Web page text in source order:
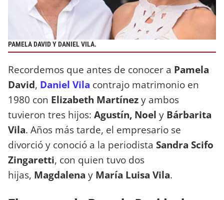
PAMELA DAVID Y DANIEL VILA.
Recordemos que antes de conocer a Pamela
David, Daniel Vila contrajo matrimonio en
1980 con Elizabeth Martínezy ambos
tuvieron tres hijos: Agustín, Noel y Bárbarita
Vila. Años más tarde, el empresario se
divorció y conoció a la periodista Sandra Scifo
Zingaretti, con quien tuvo dos
hijas, Magdalena y María Luisa Vila.